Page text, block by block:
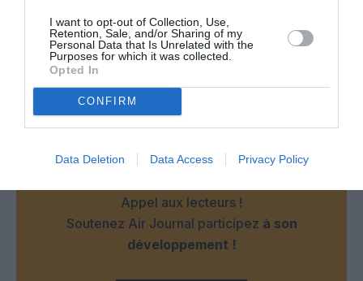
I want to opt-out of Collection, Use,
Retention, Sale, and/or Sharing of my
Personal Data that Is Unrelated with the
Purposes for which it was collected.
Opted In
CONFIRM
Data Deletion Data Access Privacy Policy
LAISSER UN COMMENTAIRE
FAIRE UN DON
Appel aux lecteurs !
Soutenez Air Journal participez à son
développement !